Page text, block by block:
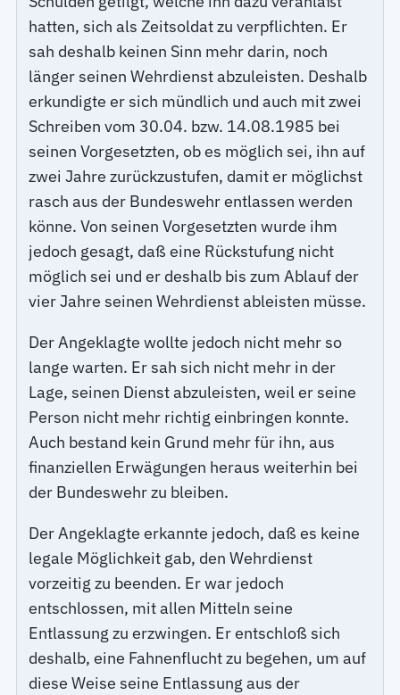
hatten, sich als Zeitsoldat zu verpflichten. Er
sah deshalb keinen Sinn mehr darin, noch
länger seinen Wehrdienst abzuleisten. Deshalb
erkundigte er sich mündlich und auch mit zwei
Schreiben vom 30.04. bzw. 14.08.1985 bei
seinen Vorgesetzten, ob es möglich sei, ihn auf
zwei Jahre zurückzustufen, damit er möglichst
rasch aus der Bundeswehr entlassen werden
könne. Von seinen Vorgesetzten wurde ihm
jedoch gesagt, daß eine Rückstufung nicht
möglich sei und er deshalb bis zum Ablauf der
vier Jahre seinen Wehrdienst ableisten müsse.
Der Angeklagte wollte jedoch nicht mehr so
lange warten. Er sah sich nicht mehr in der
Lage, seinen Dienst abzuleisten, weil er seine
Person nicht mehr richtig einbringen konnte.
Auch bestand kein Grund mehr für ihn, aus
finanziellen Erwägungen heraus weiterhin bei
der Bundeswehr zu bleiben.
Der Angeklagte erkannte jedoch, daß es keine
legale Möglichkeit gab, den Wehrdienst
vorzeitig zu beenden. Er war jedoch
entschlossen, mit allen Mitteln seine
Entlassung zu erzwingen. Er entschloß sich
deshalb, eine Fahnenflucht zu begehen, um auf
diese Weise seine Entlassung aus der